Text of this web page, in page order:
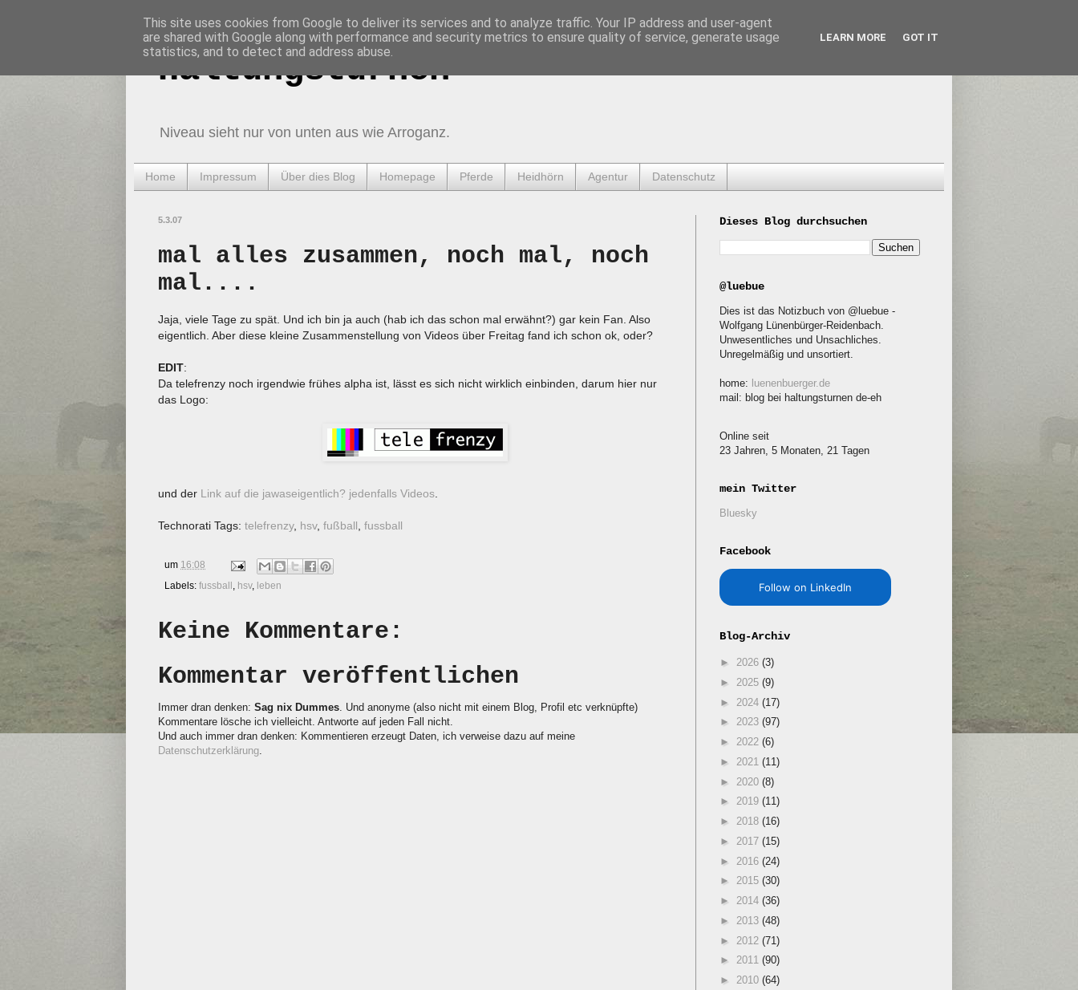
Haltungsturnen
Niveau sieht nur von unten aus wie Arroganz.
Home Impressum Über dies Blog Homepage Pferde Heidhörn Agentur Datenschutz
5.3.07
mal alles zusammen, noch mal, noch
mal....
Jaja, viele Tage zu spät. Und ich bin ja auch (hab ich das schon mal erwähnt?) gar kein Fan. Also
eigentlich. Aber diese kleine Zusammenstellung von Videos über Freitag fand ich schon ok, oder?
EDIT:
Da telefrenzy noch irgendwie frühes alpha ist, lässt es sich nicht wirklich einbinden, darum hier nur
das Logo:
und der Link auf die jawaseigentlich? jedenfalls Videos
Technorati Tags: telefrenzy, hsv, fußball fussball
um 16:08
Labels: fussball hsv, leben
Keine Kommentare:
Kommentar veröffentlichen
Immer dran denken: Sag nix Dummes. Und anonyme (also nicht mit einem Blog, Profil etc verknüpfte)
Kommentare lösche ich vielleicht. Antworte auf jeden Fall nicht.
Und auch immer dran denken: Kommentieren erzeugt Daten, ich verweise dazu auf meine
Datenschutzerklärung.
Dieses Blog durchsuchen
@luebue
Dies ist das Notizbuch von @luebue -
Wolfgang Lünenbürger-Reidenbach.
Unwesentliches und Unsachliches.
Unregelmäßig und unsortiert.
home: luenenbuerger.de
mail: blog bei haltungsturnen de-eh
Online seit
23 Jahren, 5 Monaten, 21 Tagen
mein Twitter
Bluesky
Facebook
Follow on LinkedIn
Blog-Archiv
► 2026 (3)
► 2025 (9)
► 2024 (17)
► 2023 (97)
► 2022 (6)
► 2021 (11)
► 2020 (8)
► 2019 (11)
► 2018 (16)
► 2017 (15)
► 2016 (24)
► 2015 (30)
► 2014 (36)
► 2013 (48)
► 2012 (71)
► 2011 (90)
► 2010 (64)
This site uses cookies from Google to deliver its services and to analyze traffic. Your IP address and user-agent
are shared with Google along with performance and security metrics to ensure quality of service, generate usage
statistics, and to detect and address abuse.
LEARN MORE GOT IT